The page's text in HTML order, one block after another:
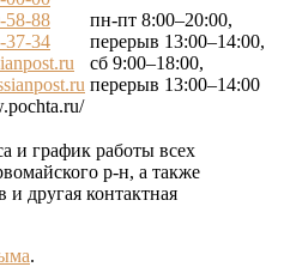
58-88
37-34
пн-пт 8:00–20:00,
перерыв 13:00–14:00,
сб 9:00–18:00,
перерыв 13:00–14:00
и график работы всех
р-н, а также
и другая контактная
.